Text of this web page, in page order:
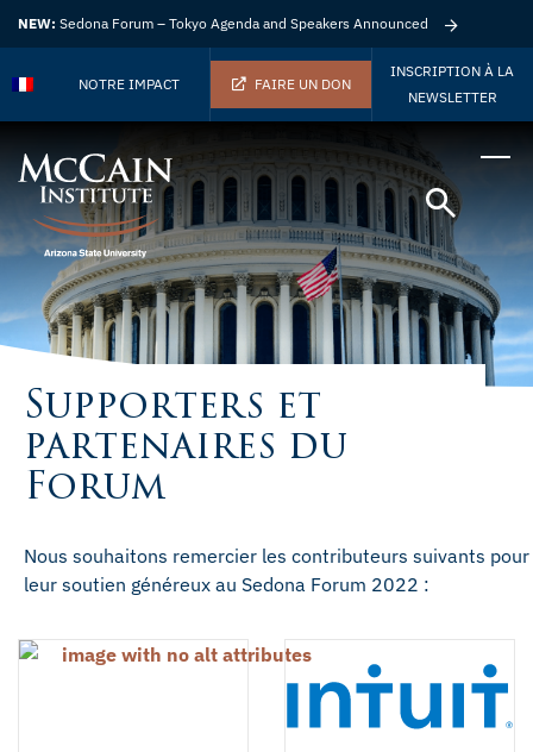
NEW: Sedona Forum – Tokyo Agenda and Speakers Announced
NOTRE IMPACT FAIRE UN DON
INSCRIPTION À LA
NEWSLETTER
Supporters et
partenaires du
Forum
Nous souhaitons remercier les contributeurs suivants pour
leur soutien généreux au Sedona Forum 2022 :